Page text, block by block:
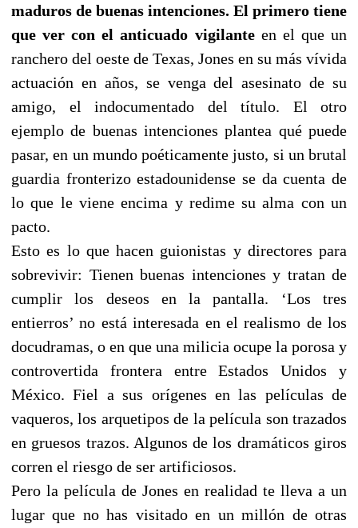
maduros de buenas intenciones. El primero tiene
que ver con el anticuado vigilanteen el que un
ranchero del oeste de Texas, Jones en su más vívida
actuación en años, se venga del asesinato de su
amigo, el indocumentado del título. El otro
ejemplo de buenas intenciones plantea qué puede
pasar, en un mundo poéticamente justo, si un brutal
guardia fronterizo estadounidense se da cuenta de
lo que le viene encima y redime su alma con un
pacto.
Esto es lo que hacen guionistas y directores para
sobrevivir: Tienen buenas intenciones y tratan de
cumplir los deseos en la pantalla. ‘Los tres
entierros’ no está interesada en el realismo de los
docudramas, o en que una milicia ocupe la porosa y
controvertida frontera entre Estados Unidos y
México. Fiel a sus orígenes en las películas de
vaqueros, los arquetipos de la película son trazados
en gruesos trazos. Algunos de los dramáticos giros
corren el riesgo de ser artificiosos.
Pero la película de Jones en realidad te lleva a un
lugar que no has visitado en un millón de otras